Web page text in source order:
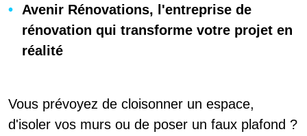
Avenir Rénovations, l'entreprise de
rénovation qui transforme votre projet en
réalité
Vous prévoyez de cloisonner un espace,
d'isoler vos murs ou de poser un faux plafond ?